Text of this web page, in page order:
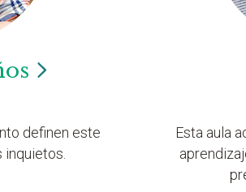
definen este
Esta aula